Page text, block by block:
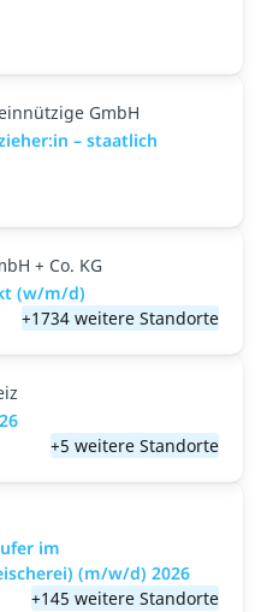
GmbH
– staatlich
+ Co. KG
(w/m/d)
+1734 weitere Standorte
+5 weitere Standorte
im
(m/w/d) 2026
+145 weitere Standorte